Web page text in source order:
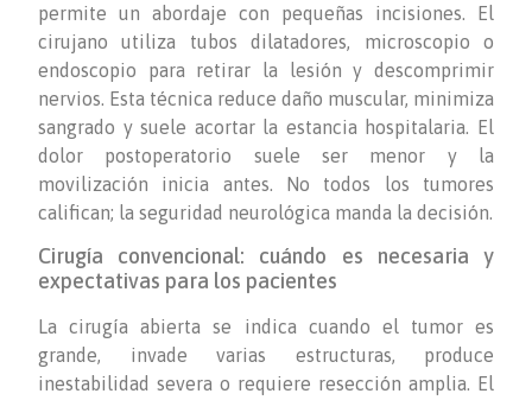
permite un abordaje con pequeñas incisiones. El
cirujano utiliza tubos dilatadores, microscopio o
endoscopio para retirar la lesión y descomprimir
nervios. Esta técnica reduce daño muscular, minimiza
sangrado y suele acortar la estancia hospitalaria. El
dolor postoperatorio suele ser menor y la
movilización inicia antes. No todos los tumores
califican; la seguridad neurológica manda la decisión.
Cirugía convencional: cuándo es necesaria y
expectativas para los pacientes
La cirugía abierta se indica cuando el tumor es
grande, invade varias estructuras, produce
inestabilidad severa o requiere resección amplia. El